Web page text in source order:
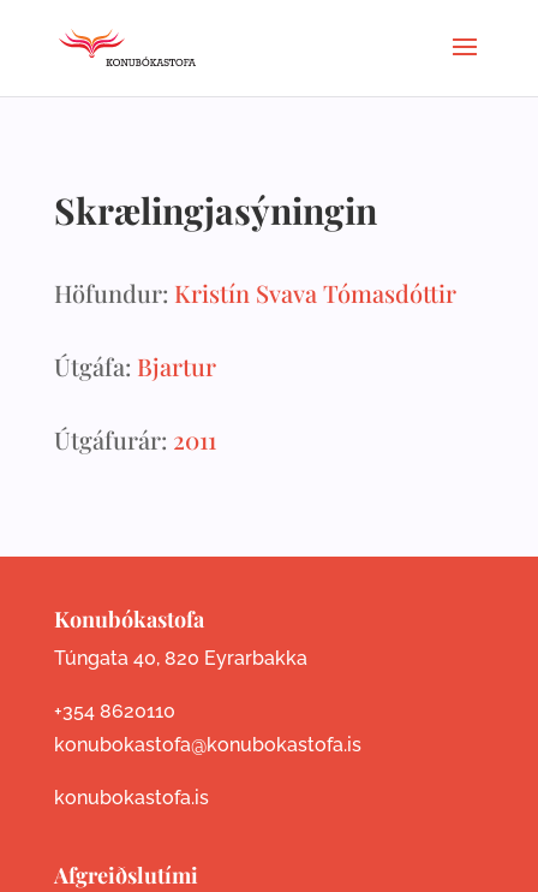
Skrælingjasýningin
Höfundur: Kristín Svava Tómasdóttir
Útgáfa: Bjartur
Útgáfurár: 2011
Konubókastofa
Túngata 40, 820 Eyrarbakka
+354 8620110
konubokastofa@konubokastofa.is
konubokastofa.is
Afgreiðslutími